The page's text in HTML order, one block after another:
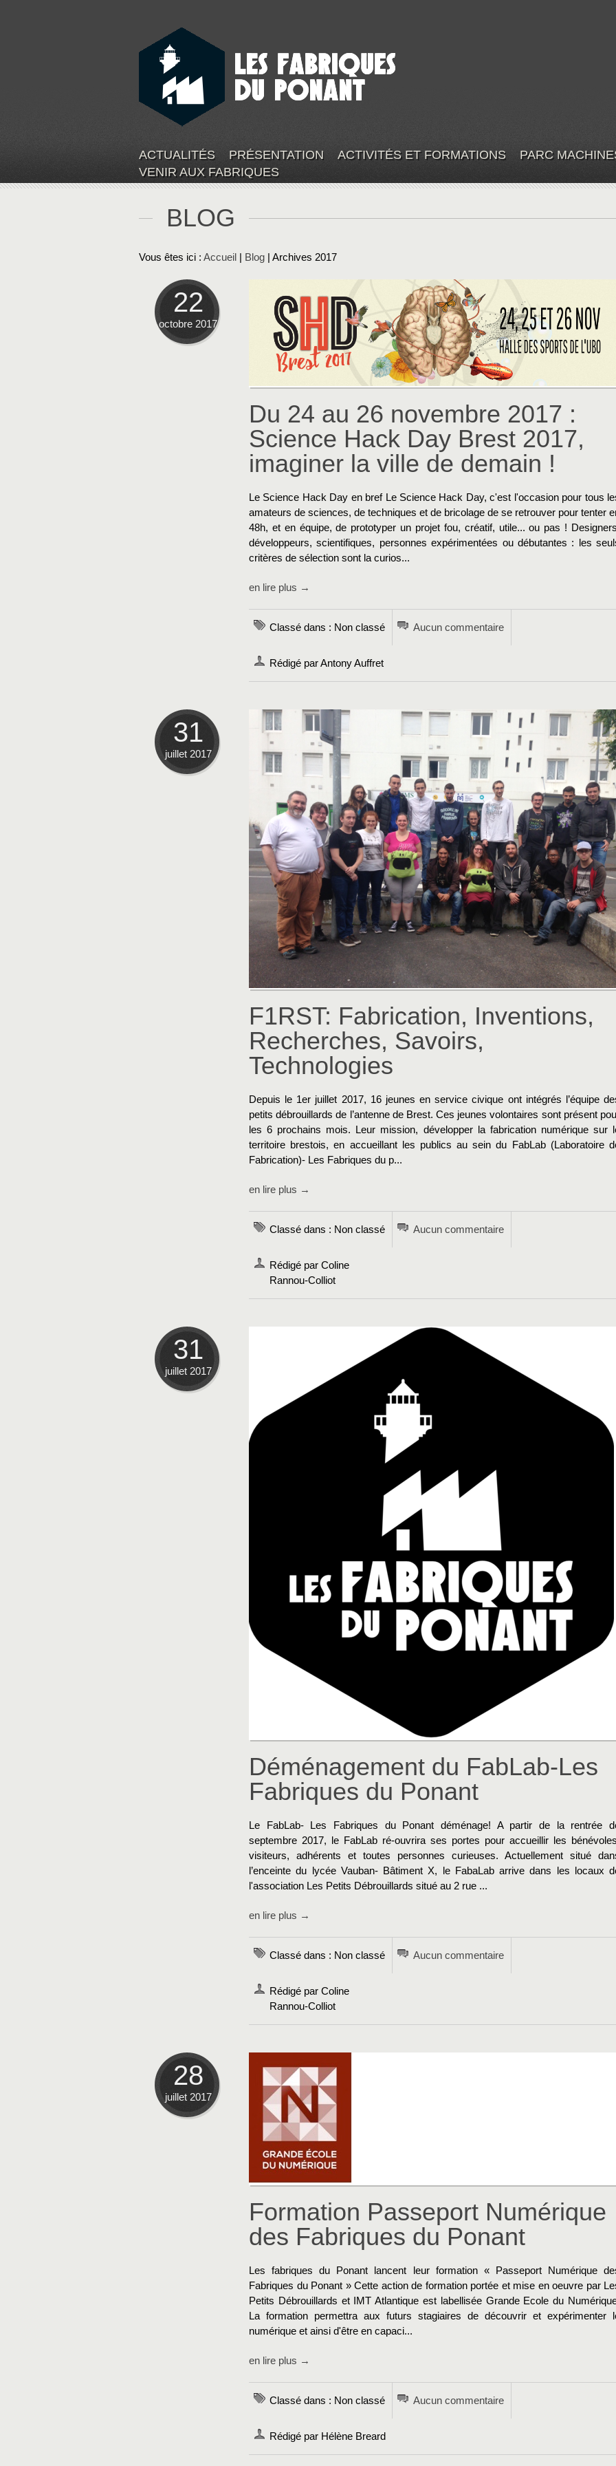
ACTUALITÉS PRÉSENTATION ACTIVITÉS ET FORMATIONS
PARC
VENIR AUX FABRIQUES
BLOG
Vous êtes ici : Accueil Blog | Archives 2017
22
octobre 2017
Du 24 au 26 novembre 2017 :
Science Hack Day Brest 2017,
imaginer la ville de demain !
Le Science Hack Day en bref Le Science Hack Day, c'est l'occasion pour tous
amateurs de sciences, de techniques et de bricolage de se retrouver pour tenter
48h, et en équipe, de prototyper un projet fou, créatif, utile... ou pas !
développeurs, scientifiques, personnes expérimentées ou débutantes : les
critères de sélection sont la curios...
en lire plus →
Classé dans : Non classé Aucun commentaire
Rédigé par Antony Auffret
31
juillet 2017
F1RST: Fabrication, Inventions,
Recherches, Savoirs,
Technologies
Depuis le 1er juillet 2017, 16 jeunes en service civique ont intégrés l’équipe
petits débrouillards de l’antenne de Brest. Ces jeunes volontaires sont présent
les 6 prochains mois. Leur mission, développer la fabrication numérique sur
territoire brestois, en accueillant les publics au sein du FabLab (Laboratoire
Fabrication)- Les Fabriques du p...
en lire plus →
Classé dans : Non classé Aucun commentaire
Rédigé par Coline
Rannou-Colliot
31
juillet 2017
Déménagement du FabLab-Les
Fabriques du Ponant
Le FabLab- Les Fabriques du Ponant déménage! A partir de la rentrée
septembre 2017, le FabLab ré-ouvrira ses portes pour accueillir les
visiteurs, adhérents et toutes personnes curieuses. Actuellement situé
l’enceinte du lycée Vauban- Bâtiment X, le FabaLab arrive dans les locaux
l'association Les Petits Débrouillards situé au 2 rue ...
en lire plus →
Classé dans : Non classé Aucun commentaire
Rédigé par Coline
Rannou-Colliot
28
juillet 2017
Formation Passeport Numérique
des Fabriques du Ponant
Les fabriques du Ponant lancent leur formation « Passeport Numérique
Fabriques du Ponant » Cette action de formation portée et mise en oeuvre par
Petits Débrouillards et IMT Atlantique est labellisée Grande Ecole du
La formation permettra aux futurs stagiaires de découvrir et expérimenter
numérique et ainsi d'être en capaci...
en lire plus →
Classé dans : Non classé Aucun commentaire
Rédigé par Hélène Breard